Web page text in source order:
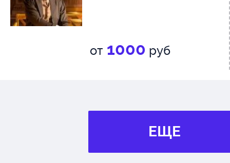
от 1000 руб
ЕЩЕ